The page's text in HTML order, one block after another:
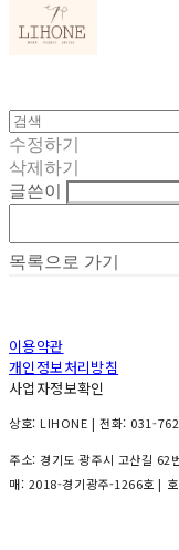
수정하기
삭제하기
글쓴이
목록으로 가기
이용약관
개인정보처리방침
사업자정보확인
상호: LIHONE | 전화: 031-
주소: 경기도 광주시 고산길
매: 2018-경기광주-1266호 |